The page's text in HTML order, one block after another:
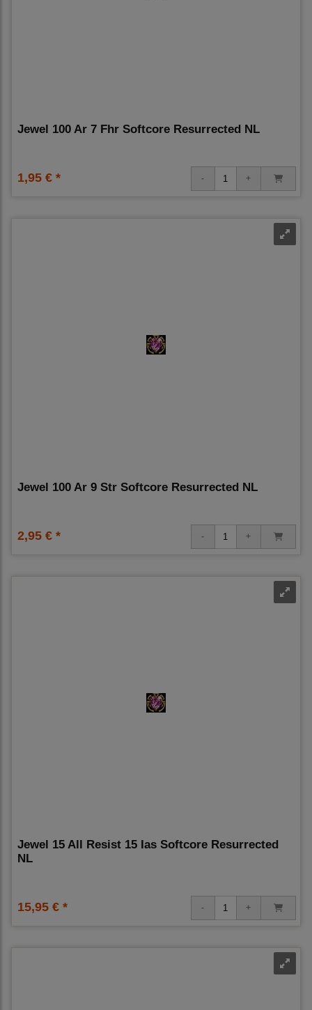
Jewel 100 Ar 7 Fhr Softcore Resurrected NL
1,95 € *
Jewel 100 Ar 9 Str Softcore Resurrected NL
2,95 € *
Jewel 15 All Resist 15 Ias Softcore Resurrected
NL
15,95 € *